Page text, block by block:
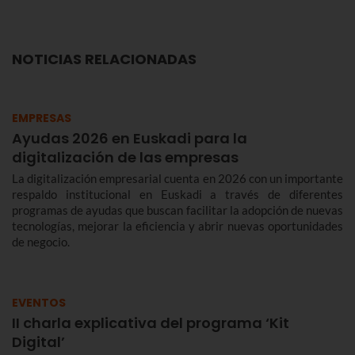
NOTICIAS RELACIONADAS
EMPRESAS
Ayudas 2026 en Euskadi para la
digitalización de las empresas
La digitalización empresarial cuenta en 2026 con un importante
respaldo institucional en Euskadi a través de diferentes
programas de ayudas que buscan facilitar la adopción de nuevas
tecnologías, mejorar la eficiencia y abrir nuevas oportunidades
de negocio.
EVENTOS
II charla explicativa del programa ‘Kit
Digital’